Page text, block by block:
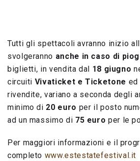
Tutti gli spettacoli avranno inizio
svolgeranno anche in caso di
biglietti, in vendita dal 18 giugno
circuiti Vivaticket e Ticketone ed
rivendite, variano a seconda degli
minimo di 20 euro per il posto
ad un massimo di 75 europer le
Per maggiori informazioni e il
completo www.estestatefestival.it